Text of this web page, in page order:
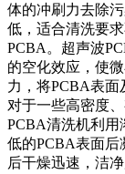
体的冲刷力去除
低，适合清洗要
PCBA。超声波
的空化效应，使
力，将PCBA表面
对于一些高密度
PCBA清洗机利用
低的PCBA表面后
后干燥迅速，洁